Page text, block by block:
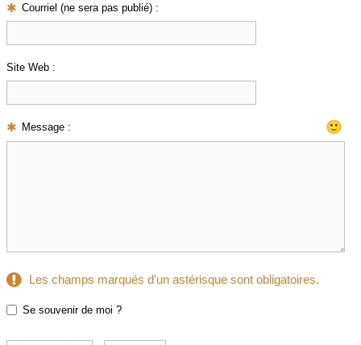
Courriel (ne sera pas publié) :
Site Web :
Message : 🙂
Les champs marqués d'un astérisque sont obligatoires.
Se souvenir de moi ?